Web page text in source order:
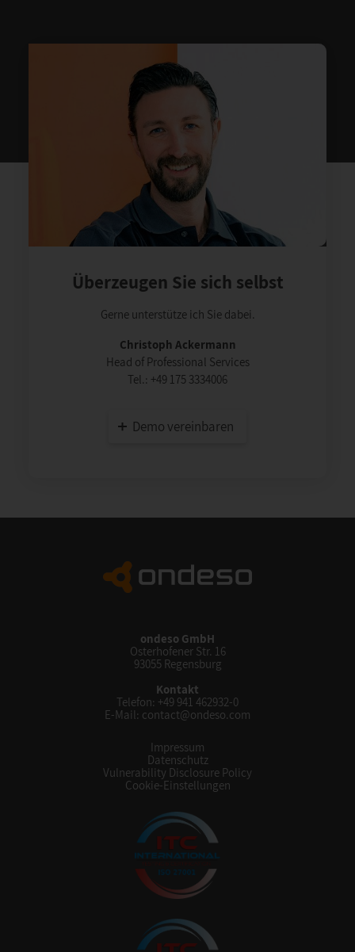
Überzeugen Sie sich selbst
Gerne unterstütze ich Sie dabei.
Christoph Ackermann
Head of Professional Services
Tel.: +49 175 3334006
Demo vereinbaren
ondeso GmbH
Osterhofener Str. 16
93055 Regensburg
Kontakt
Telefon: +49 941 462932-0
E-Mail: contact@ondeso.com
Impressum
Datenschutz
Vulnerability Disclosure Policy
Cookie-Einstellungen